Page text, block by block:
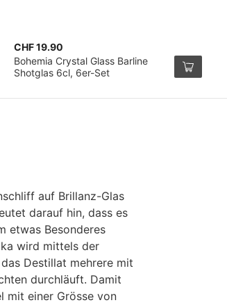
CHF 19.90
Bohemia Crystal Glass Barline
Shotglas 6cl, 6er-Set
auf Brillanz-Glas
darauf hin, dass es
etwas Besonderes
wird mittels der
Destillat mehrere mit
durchläuft. Damit
mit einer Grösse von